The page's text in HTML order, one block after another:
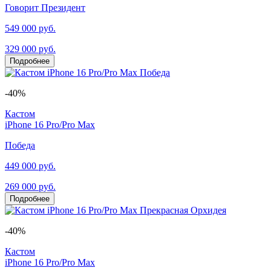
Говорит Президент
549 000 руб.
329 000 руб.
Подробнее
-40%
Кастом
iPhone 16 Pro/Pro Max
Победа
449 000 руб.
269 000 руб.
Подробнее
-40%
Кастом
iPhone 16 Pro/Pro Max